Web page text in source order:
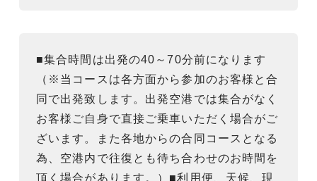
■集合時間は出発の40～70分前になります
（※当コースは各方面から参加のお客様と合
同で出発致します。出発空港では集合がなく
お客様ご自身で直接ご乗車いただく場合がご
ざいます。また各地からの合同コースとなる
為、空港内で往復とも待ち合わせのお時間を
頂く場合があります。）■利用便、天候、現